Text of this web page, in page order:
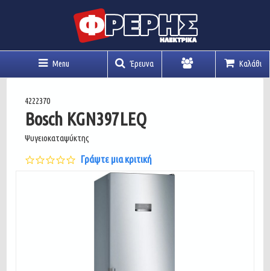
Menu Έρευνα Καλάθι
4222370
Bosch KGN397LEQ
Ψυγειοκαταψύκτης
0.0
star
rating
Γράψτε μια κριτική